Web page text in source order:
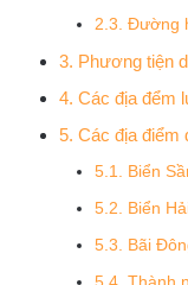
2.3. Đường
3. Phương tiện
4. Các địa đểm
5. Các địa điểm
5.1. Biển
5.2. Biển
5.3. Bãi